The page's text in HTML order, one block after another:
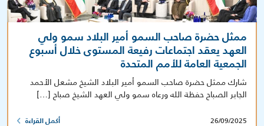
ممثل حضرة صاحب السمو أمير البلاد سمو ولي
العهد يعقد اجتماعات رفيعة المستوى خلال أسبوع
الجمعية العامة للأمم المتحدة
شارك ممثل حضرة صاحب السمو أمير البلاد الشيخ مشعل الأحمد
الجابر الصباح حفظة الله ورعاه سمو ولي العهد الشيخ صباح […]
26/09/2025 أكمل القراءة